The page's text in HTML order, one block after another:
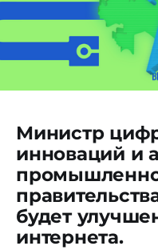
Министр
инноваций и
будет
интернета.